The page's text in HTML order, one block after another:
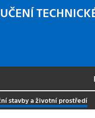
stavby a životní prostředí